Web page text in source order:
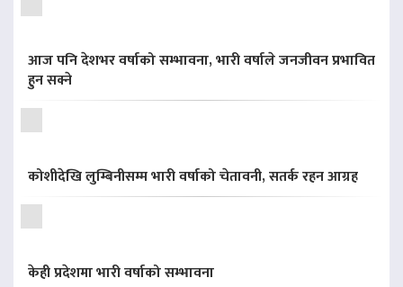
आज पनि देशभर वर्षाको सम्भावना, भारी वर्षाले जनजीवन प्रभावित
हुन सक्ने
कोशीदेखि लुम्बिनीसम्म भारी वर्षाको चेतावनी, सतर्क रहन आग्रह
केही प्रदेशमा भारी वर्षाको सम्भावना